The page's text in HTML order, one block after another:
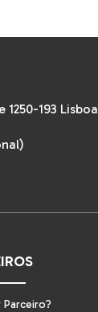
193 Lisboa